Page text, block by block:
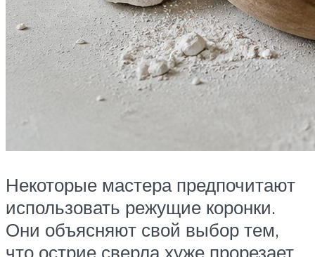
Некоторые мастера предпочитают
использовать режущие коронки.
Они объясняют свой выбор тем,
что острие сверла хуже прорезает